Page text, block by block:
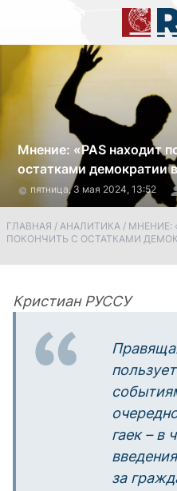
Мнение: «PAS находит
остатками демократии
пятница, 3 мая 2024, 13:52
ГЛАВНАЯ / АНАЛИТИКА / МНЕНИЕ:
ПОКОНЧИТЬ С ОСТАТКАМИ
Кристиан РУССУ
гаек – в
за